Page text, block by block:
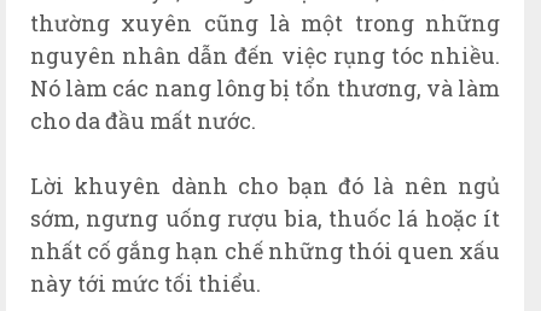
thường xuyên cũng là một trong những
nguyên nhân dẫn đến việc rụng tóc nhiều.
Nó làm các nang lông bị tổn thương, và làm
cho da đầu mất nước.
Lời khuyên dành cho bạn đó là nên ngủ
sớm, ngưng uống rượu bia, thuốc lá hoặc ít
nhất cố gắng hạn chế những thói quen xấu
này tới mức tối thiểu.